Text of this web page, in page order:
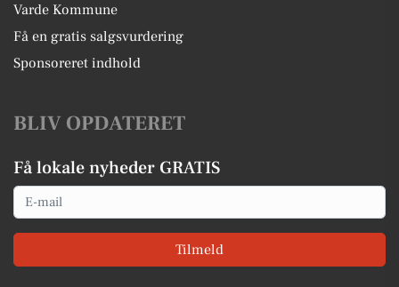
Varde Kommune
Få en gratis salgsvurdering
Sponsoreret indhold
BLIV OPDATERET
Få lokale nyheder GRATIS
Email
Tilmeld